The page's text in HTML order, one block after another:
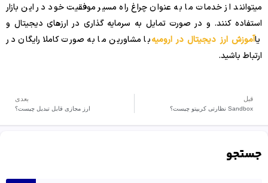
میتوانند از خدمات ما به عنوان چراغ راه مسیر موفقیت خود در این بازار
استفاده کنند. و در صورت تمایل به سرمایه گذاری در ارزهای دیجیتال و
یاآموزش ارز دیجیتال در ارومیهبا مشاورین ما به صورت کاملا رایگان در
ارتباط باشید.
قبل
Sandbox نظارتی کریپتو چیست؟
بعدی
ارز مجازی قابل تبدیل چیست؟
جستجو